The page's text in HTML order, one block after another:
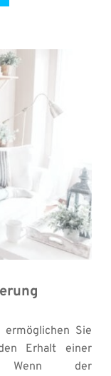
Sie
Erhalt einer
Wenn der